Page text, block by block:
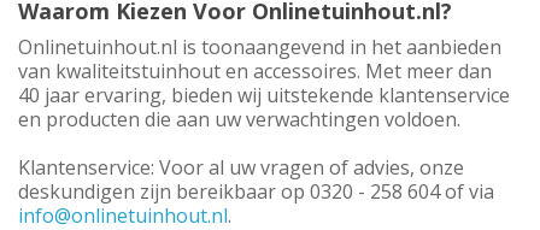
Waarom Kiezen Voor Onlinetuinhout.nl?
Onlinetuinhout.nl is toonaangevend in het aanbieden
van kwaliteitstuinhout en accessoires. Met meer dan
40 jaar ervaring, bieden wij uitstekende klantenservice
en producten die aan uw verwachtingen voldoen.
Klantenservice: Voor al uw vragen of advies, onze
deskundigen zijn bereikbaar op 0320 - 258 604 of via
info@onlinetuinhout.nl.